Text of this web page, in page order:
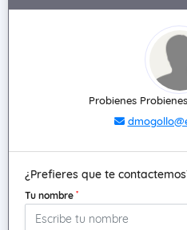
Probienes
¿Prefieres que te
Tu nombre *